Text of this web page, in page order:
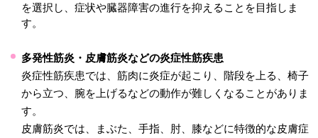
を選択し、症状や臓器障害の進行を抑えることを目指しま
す。
多発性筋炎・皮膚筋炎などの炎症性筋疾患
炎症性筋疾患では、筋肉に炎症が起こり、階段を上る、椅子
から立つ、腕を上げるなどの動作が難しくなることがありま
す。
皮膚筋炎では、まぶた、手指、肘、膝などに特徴的な皮膚症